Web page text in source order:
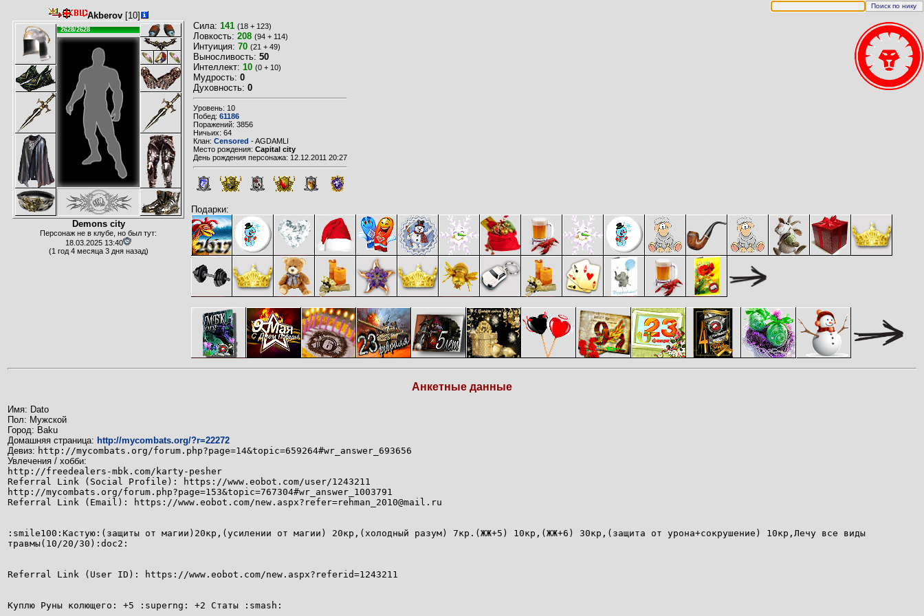
Akberov[10]
2628/2628
Demons city
Персонаж не в клубе, но был тут:
18.03.2025 13:40
(1 год 4 месяца 3 дня назад)
Сила: 141 (18 + 123)
Ловкость: 208 (94 + 114)
Интуиция: 70 (21 + 49)
Выносливость: 50
Интеллект: 10 (0 + 10)
Мудрость: 0
Духовность: 0
Уровень: 10
Побед: 61186
Поражений: 3856
Ничьих: 64
Клан: Censored - AGDAMLI
Место рождения: Capital city
День рождения персонажа: 12.12.2011 20:27
Подарки:
Анкетные данные
Имя: Dato
Пол: Мужской
Город: Baku
Домашняя страница: http://mycombats.org/?r=22272
Девиз: http://mycombats.org/forum.php?page=14&topic=659264#wr_answer_693656
Увлечения / хобби:
http://freedealers-mbk.com/karty-pesher
Referral Link (Social Profile): https://www.eobot.com/user/1243211
http://mycombats.org/forum.php?page=153&topic=767304#wr_answer_1003791
Referral Link (Email): https://www.eobot.com/new.aspx?refer=rehman_2010@mail.ru
:smile100:Кастую:(защиты от магии)20кр,(усилении от магии) 20кр,(холодный разум) 7кр.(ЖЖ+5) 10кр,(ЖЖ+6) 30кр,(защита от урона+сокрушение) 10кр,Лечу все виды
травмы(10/20/30):doc2:
Referral Link (User ID): https://www.eobot.com/new.aspx?referid=1243211
Куплю Руны колющего: +5 :superng: +2 Статы :smash: